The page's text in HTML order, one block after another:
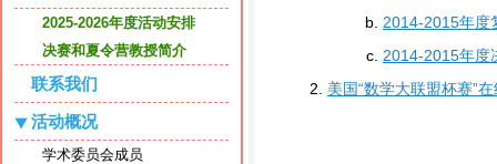
2025-2026年度活动安排
决赛和夏令营教授简介
联系我们
活动概况
学术委员会成员
2014-2015年度
2014-2015年度
美国“数学大联盟杯赛”